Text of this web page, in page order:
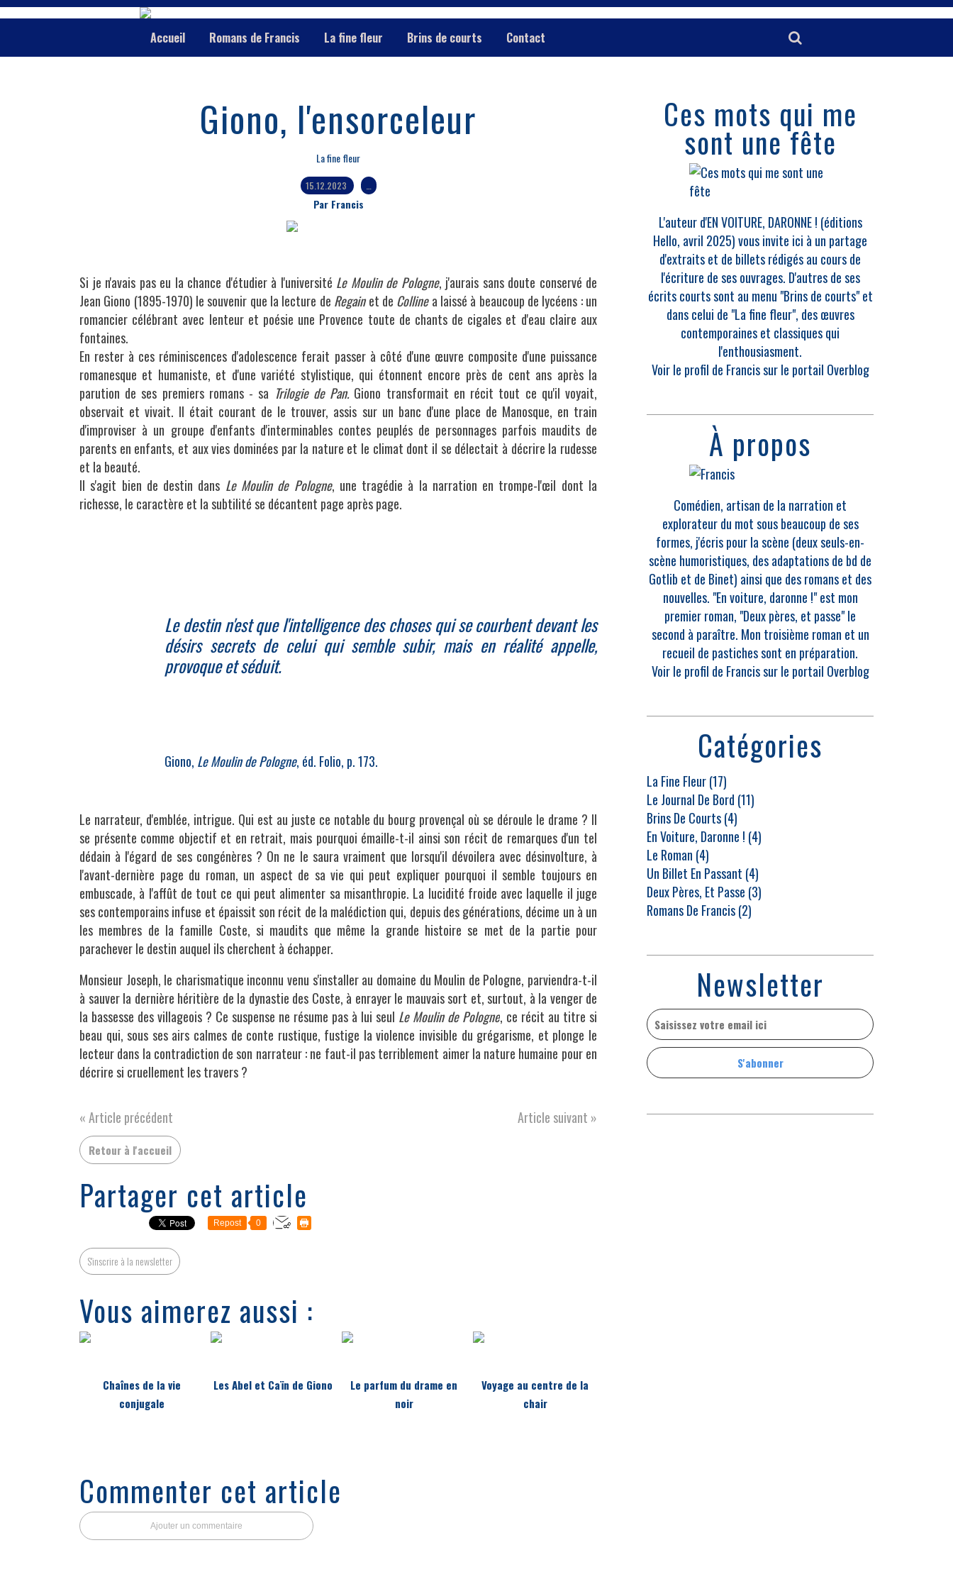
Accueil Romans de Francis La fine fleur Brins de courts Contact
Giono, l'ensorceleur
La fine fleur
15.12.2023
Par Francis
Si je n'avais pas eu la chance d'étudier à l'université Le Moulin de Pologne, j'aurais sans doute conservé de
Jean Giono (1895-1970) le souvenir que la lecture de Regainet de Collinea laissé à beaucoup de lycéens : un
romancier célébrant avec lenteur et poésie une Provence toute de chants de cigales et d'eau claire aux
fontaines.
En rester à ces réminiscences d'adolescence ferait passer à côté d'une œuvre composite d'une puissance
romanesque et humaniste, et d'une variété stylistique, qui étonnent encore près de cent ans après la
parution de ses premiers romans - sa Trilogie de Pan. Giono transformait en récit tout ce qu'il voyait,
observait et vivait. Il était courant de le trouver, assis sur un banc d'une place de Manosque, en train
d'improviser à un groupe d'enfants d'interminables contes peuplés de personnages parfois maudits de
parents en enfants, et aux vies dominées par la nature et le climat dont il se délectait à décrire la rudesse
et la beauté.
II s'agit bien de destin dans Le Moulin de Pologne, une tragédie à la narration en trompe-l'œil dont la
richesse, le caractère et la subtilité se décantent page après page.
Le destin n'est que l'intelligence des choses qui se courbent devant les
désirs secrets de celui qui semble subir, mais en réalité appelle,
provoque et séduit.
Giono, Le Moulin de Pologne, éd. Folio, p. 173.
Le narrateur, d'emblée, intrigue. Qui est au juste ce notable du bourg provençal où se déroule le drame ? Il
se présente comme objectif et en retrait, mais pourquoi émaille-t-il ainsi son récit de remarques d'un tel
dédain à l'égard de ses congénères ? On ne le saura vraiment que lorsqu'il dévoilera avec désinvolture, à
l'avant-dernière page du roman, un aspect de sa vie qui peut expliquer pourquoi il semble toujours en
embuscade, à l'affût de tout ce qui peut alimenter sa misanthropie. La lucidité froide avec laquelle il juge
ses contemporains infuse et épaissit son récit de la malédiction qui, depuis des générations, décime un à un
les membres de la famille Coste, si maudits que même la grande histoire se met de la partie pour
parachever le destin auquel ils cherchent à échapper.
Monsieur Joseph, le charismatique inconnu venu s'installerau domaine du Moulin de Pologne, parviendra-t-il
à sauver la dernière héritière de la dynastie des Coste, à enrayer le mauvais sort et, surtout, à la venger de
la bassesse des villageois ? Ce suspense ne résume pas à lui seul Le Moulin de Pologne, ce récit au titre si
beau qui, sous ses airs calmes de conte rustique, fustige la violence invisible du grégarisme, et plonge le
lecteur dans la contradiction de son narrateur : ne faut-il pas terriblement aimer la nature humaine pour en
décrire si cruellement les travers ?
« Article précédent Article suivant »
Retour à l'accueil
Partager cet article
Repost 0
S'inscrire à la newsletter
Vous aimerez aussi :
Chaînes de la vie
conjugale
Les Abel et Caïn de Giono
Le parfum du drame en
noir
Voyage au centre de la
chair
Commenter cet article
Ajouter un commentaire
Newsletter
Catégories
La Fine Fleur(17)
Le Journal De Bord (11)
Brins De Courts(4)
En Voiture, Daronne ! (4)
Le Roman (4)
Un Billet En Passant (4)
Deux Pères, Et Passe (3)
Romans De Francis(2)
Ces mots qui me
sont une fête
L'auteur d'EN VOITURE, DARONNE ! (éditions
Hello, avril 2025) vous invite ici à un partage
d'extraits et de billets rédigés au cours de
l'écriture de ses ouvrages. D'autres de ses
écrits courts sont au menu "Brins de courts" et
dans celui de "La fine fleur", des œuvres
contemporaines et classiques qui
l'enthousiasment.
Voir le profil de Francissur le portail Overblog
À propos
Comédien, artisan de la narration et
explorateur du mot sous beaucoup de ses
formes, j'écris pour la scène (deux seuls-en-
scène humoristiques, des adaptations de bd de
Gotlib et de Binet) ainsi que des romans et des
nouvelles. "En voiture, daronne !" est mon
premier roman, "Deux pères, et passe" le
second à paraître. Mon troisième roman et un
recueil de pastiches sont en préparation.
Voir le profil de Francissur le portail Overblog